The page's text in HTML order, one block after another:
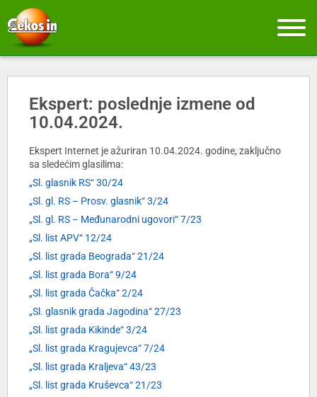
Ekspert: poslednje izmene od
10.04.2024.
Ekspert Internet je ažuriran 10.04.2024. godine, zaključno
sa sledećim glasilima:
„Sl. glasnik RS“ 30/24
„Sl. gl. RS – Prosv. glasnik“ 3/24
„Sl. gl. RS – Međunarodni ugovori“ 7/23
„Sl. list APV“ 12/24
„Sl. list grada Beograda“ 21/24
„Sl. list grada Bora“ 9/24
„Sl. list grada Čačka“ 2/24
„Sl. glasnik grada Jagodina“ 27/23
„Sl. list grada Kikinde“ 3/24
„Sl. list grada Kragujevca“ 7/24
„Sl. list grada Kraljeva“ 43/23
„Sl. list grada Kruševca“ 21/23